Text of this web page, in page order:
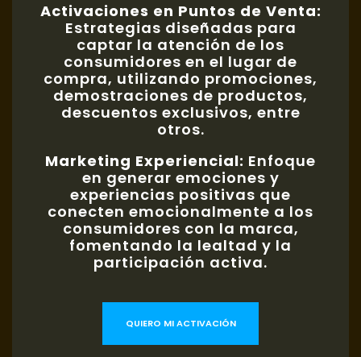
Activaciones en Puntos de Venta:
Estrategias diseñadas para
captar la atención de los
consumidores en el lugar de
compra, utilizando promociones,
demostraciones de productos,
descuentos exclusivos, entre
otros.
Marketing Experiencial: Enfoque
en generar emociones y
experiencias positivas que
conecten emocionalmente a los
consumidores con la marca,
fomentando la lealtad y la
participación activa.
QUIERO MI ACTIVACIÓN